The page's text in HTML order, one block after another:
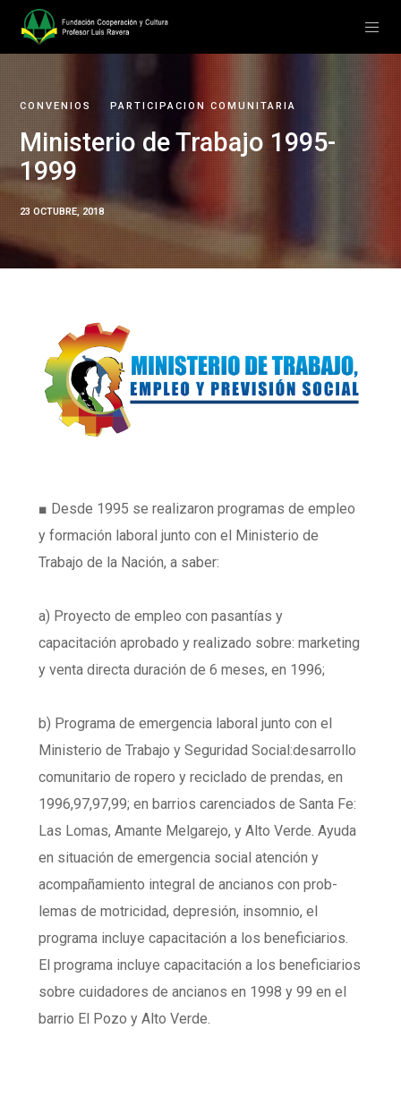
CONVENIOS PARTICIPACION COMUNITARIA
Ministerio de Trabajo 1995-
1999
23 OCTUBRE, 2018
■ Desde 1995 se realizaron programas de empleo
y formación laboral junto con el Ministerio de
Trabajo de la Nación, a saber:
a) Proyecto de empleo con pasantías y
capacitación aprobado y realizado sobre: marketing
y venta directa duración de 6 meses, en 1996;
b) Programa de emergencia laboral junto con el
Ministerio de Trabajo y Seguridad Social:desarrollo
comunitario de ropero y reciclado de prendas, en
1996,97,97,99; en barrios carenciados de Santa Fe:
Las Lomas, Amante Melgarejo, y Alto Verde. Ayuda
en situación de emergencia social atención y
acompañamiento integral de ancianos con prob­
lemas de motricidad, depresión, insomnio, el
programa incluye capacitación a los beneficiarios.
El programa incluye capacitación a los beneficiarios
sobre cuidadores de ancianos en 1998 y 99 en el
barrio El Pozo y Alto Verde.